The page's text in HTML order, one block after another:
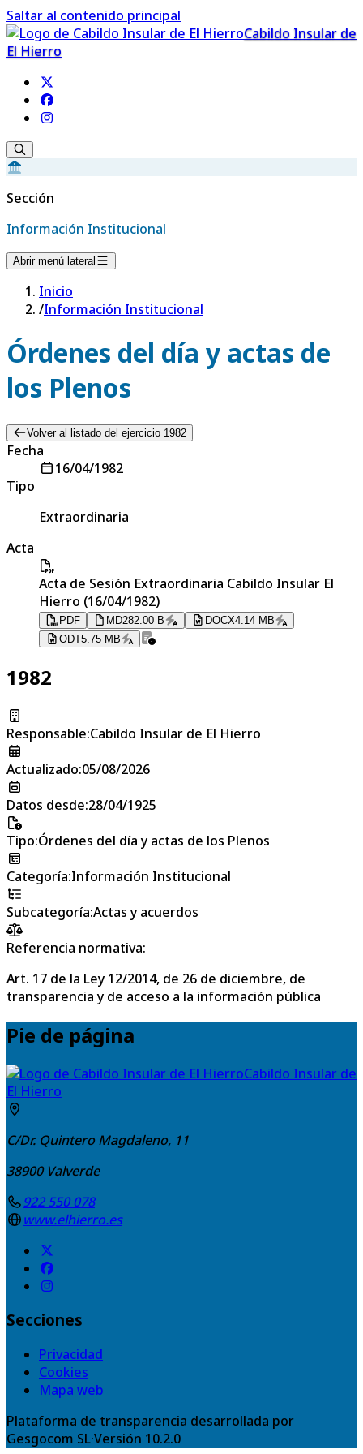
Saltar al contenido principal
Cabildo Insular de
El Hierro
Sección
Información Institucional
Abrir menú lateral
Inicio
/Información Institucional
Órdenes del día y actas de
los Plenos
Volver al listado del ejercicio 1982
Fecha
16/04/1982
Tipo
Extraordinaria
Acta
Acta de Sesión Extraordinaria Cabildo Insular El
Hierro (16/04/1982)
PDF MD282.00 B DOCX4.14 MB
ODT5.75 MB
1982
Responsable:Cabildo Insular de El Hierro
Actualizado:05/08/2026
Datos desde:28/04/1925
Tipo:Órdenes del día y actas de los Plenos
Categoría:Información Institucional
Subcategoría:Actas y acuerdos
Referencia normativa:
Art. 17 de la Ley 12/2014, de 26 de diciembre, de
transparencia y de acceso a la información pública
Pie de página
Cabildo Insular de
El Hierro
C/Dr. Quintero Magdaleno, 11
38900 Valverde
922 550 078
www.elhierro.es
Secciones
Privacidad
Cookies
Mapa web
Plataforma de transparencia desarrollada por
Gesgocom SL·Versión 10.2.0